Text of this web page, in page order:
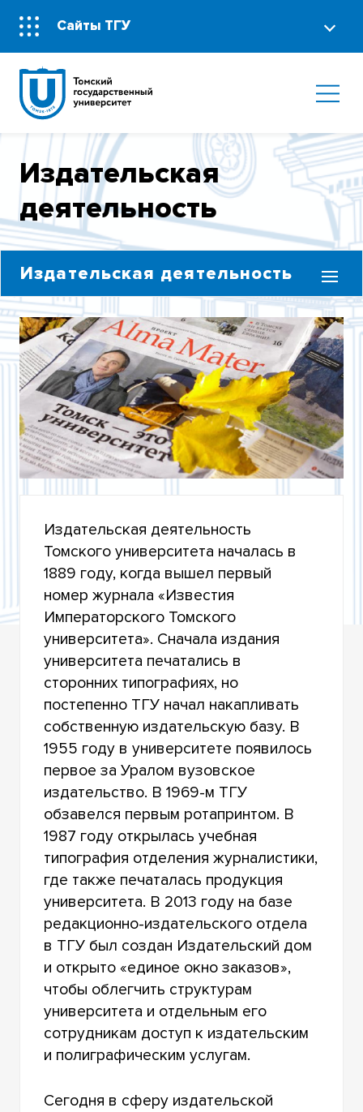
Сайты ТГУ
Издательская
деятельность
Издательская деятельность
ВЕСТНИК ТОМСКОГО ГОСУДАРСТВЕННОГО
УНИВЕРСИТЕТА
ЖУРНАЛЫ ТОМСКОГО ГОСУДАРСТВЕННОГО
УНИВЕРСИТЕТА
ЖУРНАЛЫ ТГУ, ИНДЕКСИРУЕМЫЕ В WOS И
SCOPUS
ИЗДАТЕЛЬСТВО ТГУ
ТРУДЫ ТГУ
Издательская деятельность
Томского университета началась в
1889 году, когда вышел первый
номер журнала «Известия
Императорского Томского
университета». Сначала издания
университета печатались в
сторонних типографиях, но
постепенно ТГУ начал накапливать
собственную издательскую базу. В
1955 году в университете появилось
первое за Уралом вузовское
издательство. В 1969-м ТГУ
обзавелся первым ротапринтом. В
1987 году открылась учебная
типография отделения журналистики,
где также печаталась продукция
университета. В 2013 году на базе
редакционно-издательского отдела
в ТГУ был создан Издательский дом
и открыто «единое окно заказов»,
чтобы облегчить структурам
университета и отдельным его
сотрудникам доступ к издательским
и полиграфическим услугам.
Сегодня в сферу издательской